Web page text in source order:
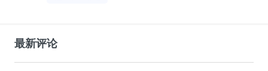
最新评论